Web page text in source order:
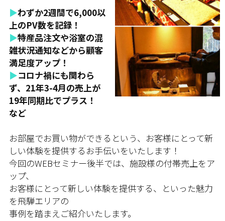
▶わずか2週間で6,000以
上のPV数を記録！
▶特産品注文や浴室の混
雑状況通知などから顧客
満足度アップ！
▶コロナ禍にも関わら
ず、21年3-4月の売上が
19年同期比でプラス！
など
お部屋でお買い物ができるという、お客様にとって新
しい体験を提供するお手伝いをいたします！
今回のWEBセミナー後半では、施設様の付帯売上をア
ップ、
お客様にとって新しい体験を提供する、といった魅力
を飛騨エリアの
事例を踏まえご紹介いたします。